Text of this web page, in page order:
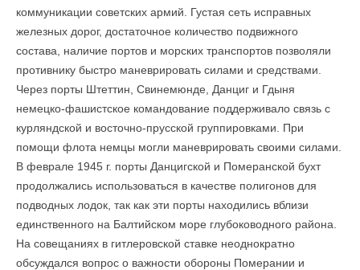
коммуникации советских армий. Густая сеть исправных
железных дорог, достаточное количество подвижного
состава, наличие портов и морских транспортов позволяли
противнику быстро маневрировать силами и средствами.
Через порты Штеттин, Свинемюнде, Данциг и Гдыня
немецко-фашистское командование поддерживало связь с
курляндской и восточно-прусской группировками. При
помощи флота немцы могли маневрировать своими силами.
В феврале 1945 г. порты Данцигской и Померанской бухт
продолжались использоваться в качестве полигонов для
подводных лодок, так как эти порты находились вблизи
единственного на Балтийском море глубоководного района.
На совещаниях в гитлеровской ставке неоднократно
обсуждался вопрос о важности обороны Померании и